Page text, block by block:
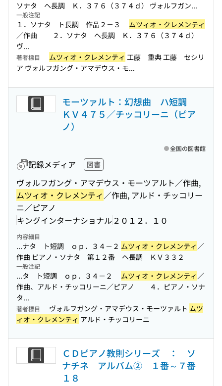
ソナタ ヘ長調 Ｋ．３７６（３７４ｄ） ヴォルフガン...
一般注記
１．ソナタ ト長調 作品２－３ ムツィオ・クレメンティ
／作曲 ２．ソナタ ヘ長調 Ｋ．３７６（３７４ｄ）
ヴ...
著者標目 ムツィオ・クレメンティ 工藤 重典 工藤 セシリ
ア ヴォルフガング・アマデウス・モ...
モーツァルト：幻想曲 ハ短調
ＫＶ４７５／チッコリーニ（ピア
ノ）
記録メディア 図書
ヴォルフガング・アマデウス・モーツアルト／作曲,
ムツィオ・クレメンティ／作曲, アルド・チッコリー
ニ／ピアノ
キングインターナショナル ２０１２．１０
全国の図書館
内容細目
...ナタ ト短調 ｏｐ．３４－２ ムツィオ・クレメンティ ／
作曲 ピアノ・ソナタ 第１２番 ヘ長調 ＫＶ３３２
一般注記
...タ ト短調 ｏｐ．３４－２ ムツィオ・クレメンティ ／
作曲、アルド・チッコリーニ／ピアノ ４．ピアノ・ソナ
タ...
著者標目 ヴォルフガング・アマデウス・モーツァルト ムツ
ィオ・クレメンティ アルド・チッコリーニ
ＣＤピアノ教則シリーズ ： ソ
ナチネ アルバム② １番～７番
１８